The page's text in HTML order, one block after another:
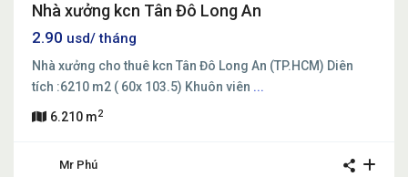
Nhà xưởng kcn Tân Đô Long An
2.90 usd/ tháng
Nhà xưởng cho thuê kcn Tân Đô Long An (TP.HCM) Diên
tích :6210 m2 ( 60x 103.5) Khuôn viên ...
6.210 m2
Mr Phú